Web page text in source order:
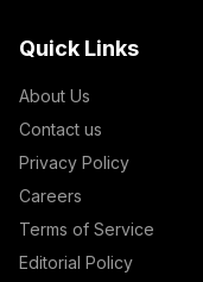
Quick Links
About Us
Contact us
Privacy Policy
Careers
Terms of Service
Editorial Policy